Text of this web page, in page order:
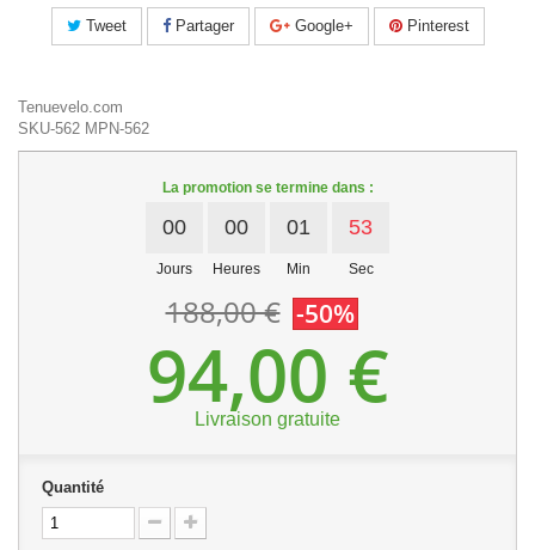
Tweet Partager Google+ Pinterest
Tenuevelo.com
SKU-562 MPN-562
La promotion se termine dans :
00
Jours
00
Heures
01
Min
53
Sec
188,00 € -50%
94,00 €
Livraison gratuite
Quantité